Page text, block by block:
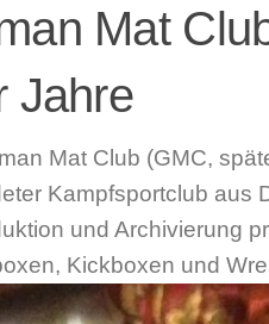
Mat
Jahre
Mat Club (GMC,
Kampfsportclub aus
und Archivierung
Kickboxen und